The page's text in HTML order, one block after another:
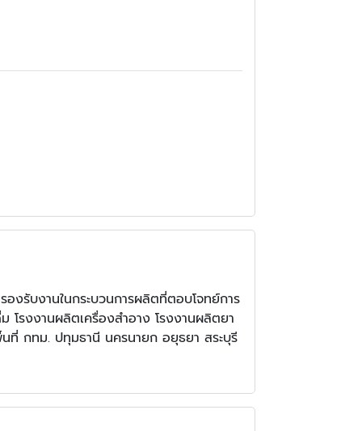
งรับงานในกระบวนการผลิตที่ตอบโจทย์การ
โรงงานผลิตเครื่องสำอาง โรงงานผลิตยา
ที่ กทม. ปทุมธานี นครนายก อยุธยา สระบุรี